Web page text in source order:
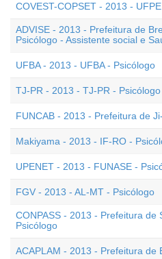
COVEST-COPSET - 2013 -
ADVISE - 2013 - Prefeitura de
Psicólogo - Assistente social e
UFBA - 2013 - UFBA - Psicólogo
TJ-PR - 2013 - TJ-PR - Psicólogo
FUNCAB - 2013 - Prefeitura de
Makiyama - 2013 - IF-RO -
UPENET - 2013 - FUNASE -
FGV - 2013 - AL-MT - Psicólogo
CONPASS - 2013 - Prefeitura de
Psicólogo
ACAPLAM - 2013 - Prefeitura de